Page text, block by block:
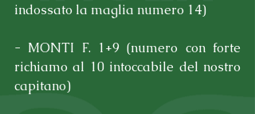
indossato la maglia numero 14)
- MONTI F. 1+9 (numero con forte
richiamo al 10 intoccabile del nostro
capitano)